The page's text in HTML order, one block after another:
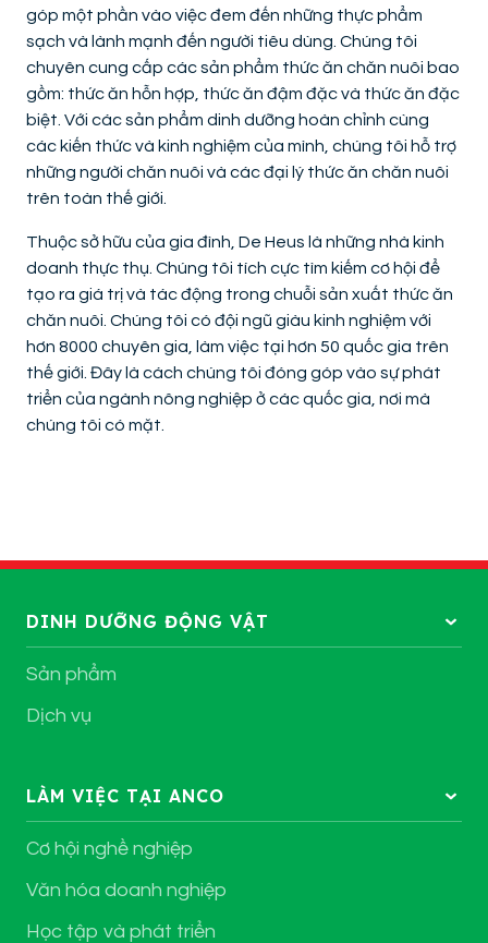
góp một phần vào việc đem đến những thực phẩm
sạch và lành mạnh đến người tiêu dùng. Chúng tôi
chuyên cung cấp các sản phẩm thức ăn chăn nuôi bao
gồm: thức ăn hỗn hợp, thức ăn đậm đặc và thức ăn đặc
biệt. Với các sản phẩm dinh dưỡng hoàn chỉnh cùng
các kiến thức và kinh nghiệm của mình, chúng tôi hỗ trợ
những người chăn nuôi và các đại lý thức ăn chăn nuôi
trên toàn thế giới.
Thuộc sở hữu của gia đình, De Heus là những nhà kinh
doanh thực thụ. Chúng tôi tích cực tìm kiếm cơ hội để
tạo ra giá trị và tác động trong chuỗi sản xuất thức ăn
chăn nuôi. Chúng tôi có đội ngũ giàu kinh nghiệm với
hơn 8000 chuyên gia, làm việc tại hơn 50 quốc gia trên
thế giới. Đây là cách chúng tôi đóng góp vào sự phát
triển của ngành nông nghiệp ở các quốc gia, nơi mà
chúng tôi có mặt.
DINH DƯỠNG ĐỘNG VẬT
Sản phẩm
Dịch vụ
LÀM VIỆC TẠI ANCO
Cơ hội nghề nghiệp
Văn hóa doanh nghiệp
Học tập và phát triển